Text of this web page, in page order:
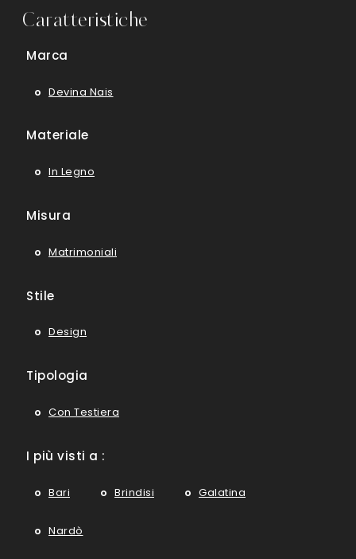
Caratteristiche
Marca
Devina Nais
Materiale
In Legno
Misura
Matrimoniali
Stile
Design
Tipologia
Con Testiera
I più visti a :
Bari Brindisi Galatina
Nardò